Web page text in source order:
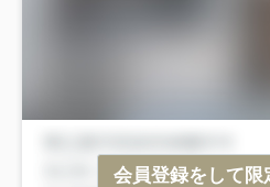
会員登録をして限